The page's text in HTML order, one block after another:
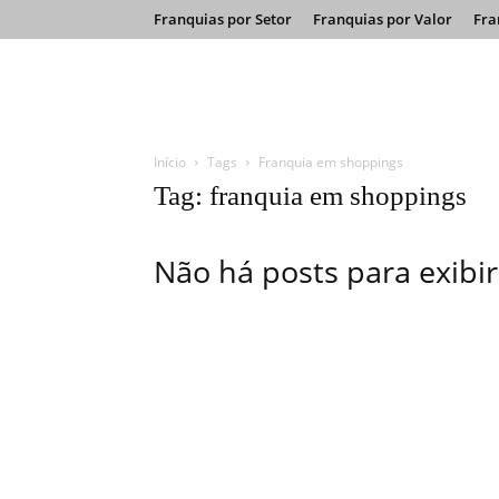
Franquias por Setor Franquias por Valor
Início Tags Franquia em shoppings
Tag: franquia em shoppings
Não há posts para exibir